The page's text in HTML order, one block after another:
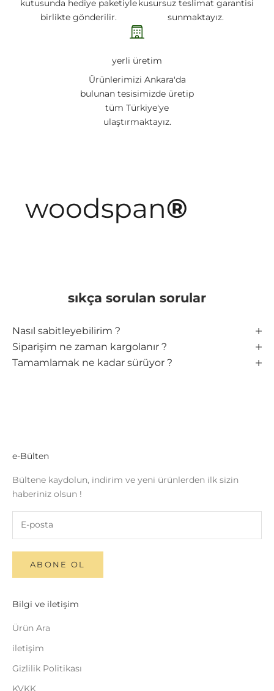
kutusunda hediye paketiyle
birlikte gönderilir.
kusursuz teslimat garantisi
sunmaktayız.
yerli üretim
Ürünlerimizi Ankara'da
bulunan tesisimizde üretip
tüm Türkiye'ye
ulaştırmaktayız.
woodspan®
sıkça sorulan sorular
Nasıl sabitleyebilirim ?
Siparişim ne zaman kargolanır ?
Tamamlamak ne kadar sürüyor ?
e-Bülten
Bültene kaydolun, indirim ve yeni ürünlerden ilk sizin
haberiniz olsun !
ABONE OL
Bilgi ve iletişim
Ürün Ara
iletişim
Gizlilik Politikası